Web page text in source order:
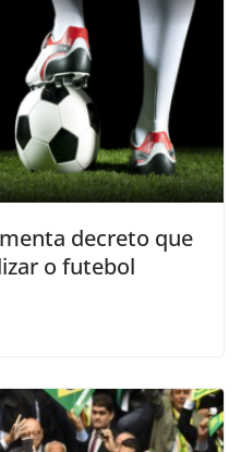
decreto que
o futebol